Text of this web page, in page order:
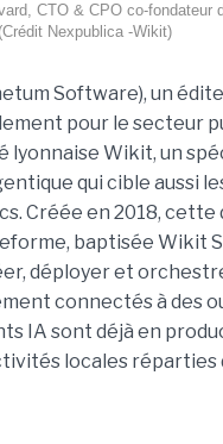
CTO & CPO co-fondateur
(Crédit Nexpublica -Wikit)
Software), un
pour le secteur
lyonnaise Wikit, un
qui cible aussi
Créée en 2018,
baptisée Wikit
déployer et
connectés à des
IA sont déjà en
locales réparties